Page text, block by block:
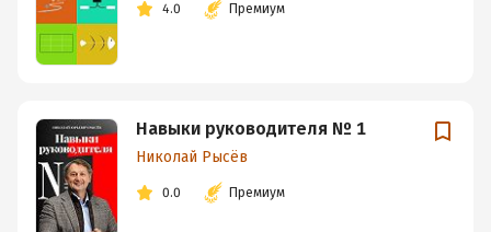
4.0 Премиум
Навыки руководителя № 1
Николай Рысёв
0.0 Премиум